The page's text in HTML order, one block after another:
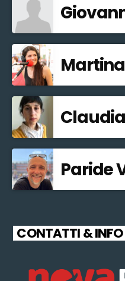
Paride
CONTATTI & INFO